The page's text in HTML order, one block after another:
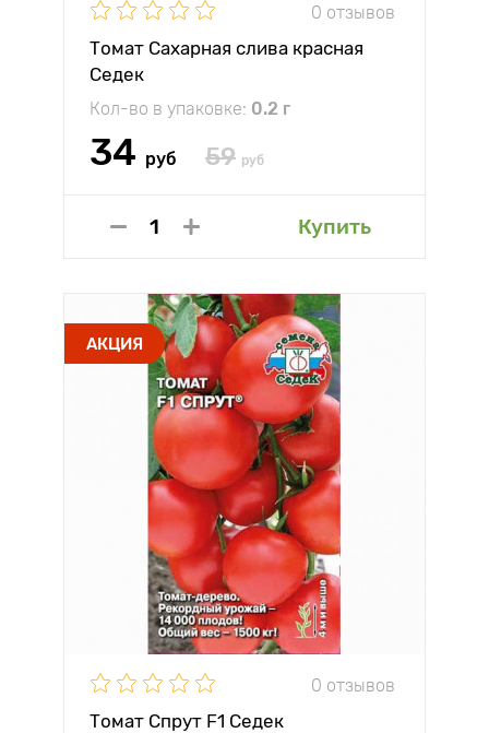
0 отзывов
Томат Сахарная слива красная
Седек
Кол-во в упаковке: 0.2 г
34 руб 59 руб
Купить
АКЦИЯ
0 отзывов
Томат Спрут F1 Седек